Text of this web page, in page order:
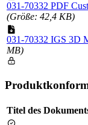
031-70332 PDF
(Größe: 42,4 KB)
031-70332 IGS 3D
MB)
Titel des